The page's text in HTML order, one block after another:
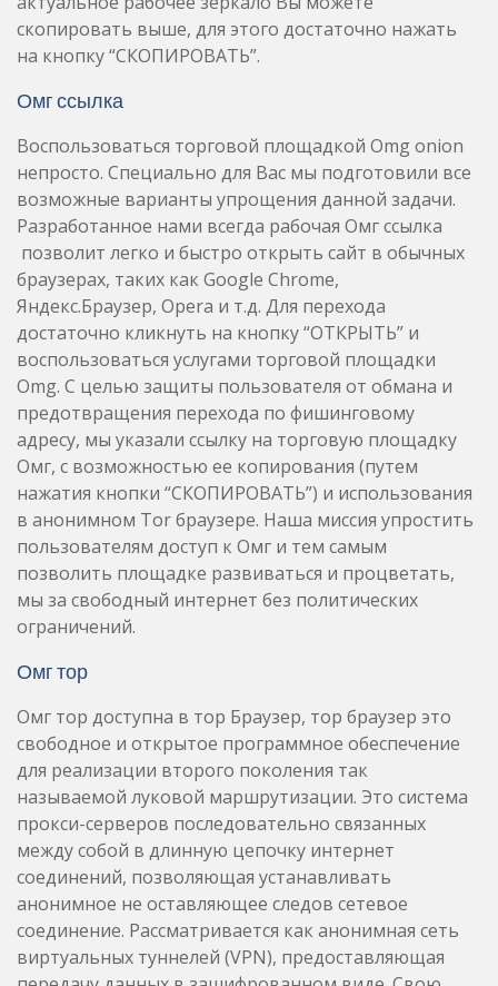
скопировать выше, для этого достаточно нажать
на кнопку “СКОПИРОВАТЬ”.
Омг ссылка
Воспользоваться торговой площадкой Omg onion
непросто. Специально для Вас мы подготовили все
возможные варианты упрощения данной задачи.
Разработанное нами всегда рабочая Омг ссылка
позволит легко и быстро открыть сайт в обычных
браузерах, таких как Google Chrome,
Яндекс.Браузер, Opera и т.д. Для перехода
достаточно кликнуть на кнопку “ОТКРЫТЬ” и
воспользоваться услугами торговой площадки
Omg. С целью защиты пользователя от обмана и
предотвращения перехода по фишинговому
адресу, мы указали ссылку на торговую площадку
Омг, с возможностью ее копирования (путем
нажатия кнопки “СКОПИРОВАТЬ”) и использования
в анонимном Tor браузере. Наша миссия упростить
пользователям доступ к Омг и тем самым
позволить площадке развиваться и процветать,
мы за свободный интернет без политических
ограничений.
Омг тор
Омг тор доступна в тор Браузер, тор браузер это
свободное и открытое программное обеспечение
для реализации второго поколения так
называемой луковой маршрутизации. Это система
прокси-серверов последовательно связанных
между собой в длинную цепочку интернет
соединений, позволяющая устанавливать
анонимное не оставляющее следов сетевое
соединение. Рассматривается как анонимная сеть
виртуальных туннелей (VPN), предоставляющая